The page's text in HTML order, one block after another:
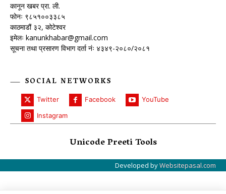
कानून खबर प्रा. ली.
फोनः ९८५१००३३८५
काठमाडौं ३२, कोटेश्वर
इमेलः kanunkhabar@gmail.com
सूचना तथा प्रसारण विभाग दर्ता नंः ४३४९-२०८०/२०८१
SOCIAL NETWORKS
Twitter Facebook
YouTube
Instagram
Unicode Preeti Tools
Developed byWebsitepasal.com